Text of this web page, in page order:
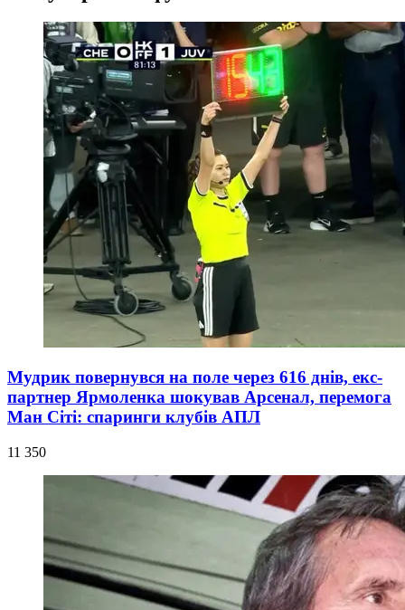
Мудрик повернувся на поле через 616 днів, екс-
партнер Ярмоленка шокував Арсенал, перемога
Ман Сіті: спаринги клубів АПЛ
11 350